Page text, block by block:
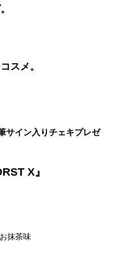
スメ。
サイン入りチェキプレゼ
X』
抹茶味